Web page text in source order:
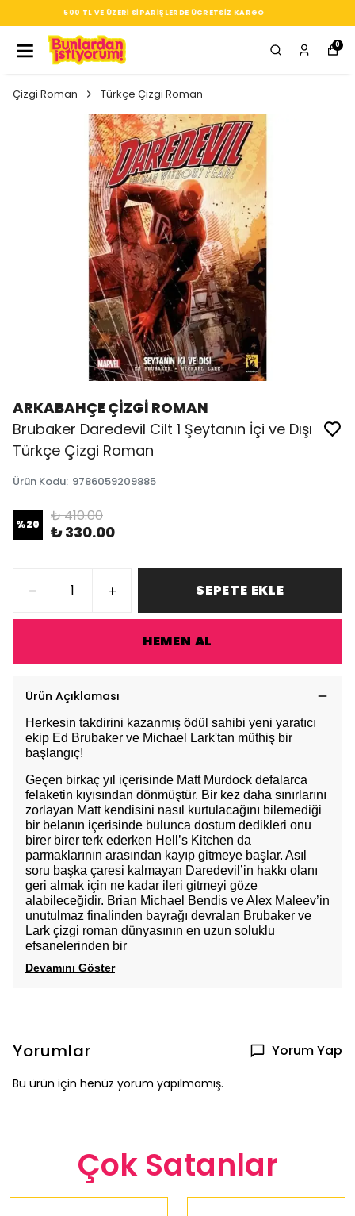
SEÇTIĞIN HER ÜRÜN, TARZINA DAIR KÜÇÜK BIR IMZA
0
Çizgi Roman Türkçe Çizgi Roman
ARKABAHÇE ÇİZGİ ROMAN
Brubaker Daredevil Cilt 1 Şeytanın İçi ve Dışı
Türkçe Çizgi Roman
Ürün Kodu: 9786059209885
%20 ₺ 410.00
₺ 330.00
SEPETE EKLE
HEMEN AL
Ürün Açıklaması
Herkesin takdirini kazanmış ödül sahibi yeni yaratıcı
ekip Ed Brubaker ve Michael Lark'tan müthiş bir
başlangıç!
Geçen birkaç yıl içerisinde Matt Murdock defalarca
felaketin kıyısından dönmüştür. Bir kez daha sınırlarını
zorlayan Matt kendisini nasıl kurtulacağını bilemediği
bir belanın içerisinde bulunca dostum dedikleri onu
birer birer terk ederken Hell’s Kitchen da
parmaklarının arasından kayıp gitmeye başlar. Asıl
soru başka çaresi kalmayan Daredevil’in hakkı olanı
geri almak için ne kadar ileri gitmeyi göze
alabileceğidir. Brian Michael Bendis ve Alex Maleev’in
unutulmaz finalinden bayrağı devralan Brubaker ve
Lark çizgi roman dünyasının en uzun soluklu
efsanelerinden bir
Devamını Göster
Yorumlar Yorum Yap
Bu ürün için henüz yorum yapılmamış.
Çok Satanlar